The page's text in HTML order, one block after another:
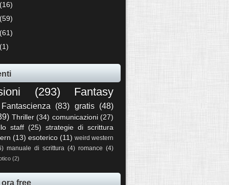
(16)
(59)
(61)
(1)
(293) Fantasy
Fantascienza (83) gratis (48)
Thriller (34) comunicazioni (27)
staff (25) strategie di scrittura
(13) esoterico (11) weird western
manuale di scrittura (4) romance (4)
(2)
free